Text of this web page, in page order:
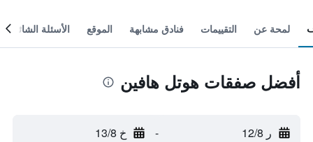
لمحة عن التقييمات فنادق مشابهة الموقع الأسئلة الشائعة
أفضل صفقات هوتل هافين
ر 12/8 - خ 13/8